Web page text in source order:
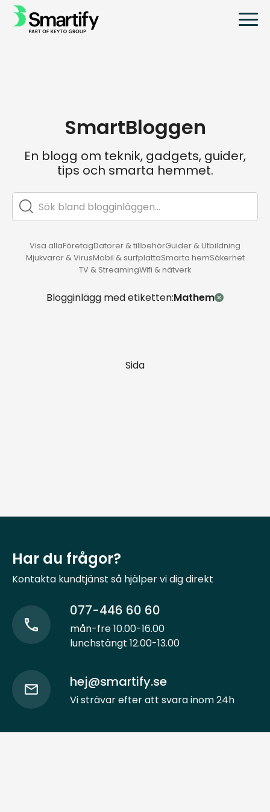
SmartBloggen
En blogg om teknik, gadgets, guider,
tips och smarta hemmet.
Visa allaFöretagDatorer & tillbehörGuider & Utbildning
Mjukvaror & VirusMobil & surfplattaSmarta hemSäkerhet
TV & StreamingWifi & nätverk
Blogginlägg med etiketten:Mathem
Sida
Har du frågor?
Kontakta kundtjänst så hjälper vi dig direkt
077-446 60 60
mån-fre 10.00-16.00
lunchstängt 12.00-13.00
hej@smartify.se
Vi strävar efter att svara inom 24h